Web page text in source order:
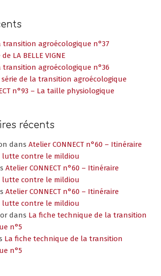
transition agroécologique n°37
LA BELLE VIGNE
transition agroécologique n°36
de la transition agroécologique
n°93 – La taille physiologique
récents
dans Atelier CONNECT n°60 – Itinéraire
lutte contre le mildiou
Atelier CONNECT n°60 – Itinéraire
lutte contre le mildiou
Atelier CONNECT n°60 – Itinéraire
lutte contre le mildiou
dans La fiche technique de la transition
n°5
La fiche technique de la transition
n°5